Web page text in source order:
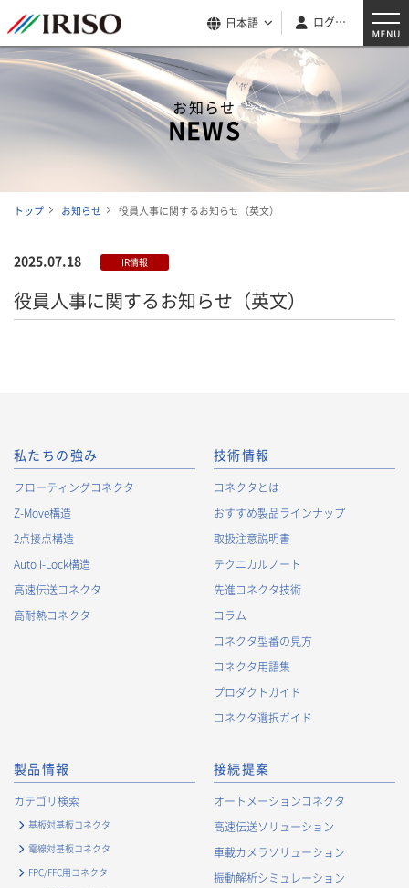
日本語 ログイン
お知らせ
NEWS
トップ お知らせ 役員人事に関するお知らせ（英文）
2025.07.18 IR情報
役員人事に関するお知らせ（英文）
私たちの強み
フローティングコネクタ
Z-Move構造
2点接点構造
Auto I-Lock構造
高速伝送コネクタ
高耐熱コネクタ
技術情報
コネクタとは
おすすめ製品ラインナップ
取扱注意説明書
テクニカルノート
先進コネクタ技術
コラム
コネクタ型番の見方
コネクタ用語集
プロダクトガイド
コネクタ選択ガイド
製品情報
カテゴリ検索
基板対基板コネクタ
電線対基板コネクタ
FPC/FFC用コネクタ
接続提案
オートメーションコネクタ
高速伝送ソリューション
車載カメラソリューション
振動解析シミュレーション